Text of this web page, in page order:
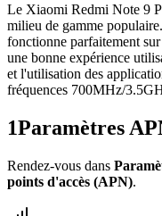
Le Xiaomi Redmi Note 9
milieu de gamme
fonctionne parfaitement
une bonne expérience
et l'utilisation des
fréquences 700MHz/
1Paramètres
Rendez-vous dans
points d'accès (APN).